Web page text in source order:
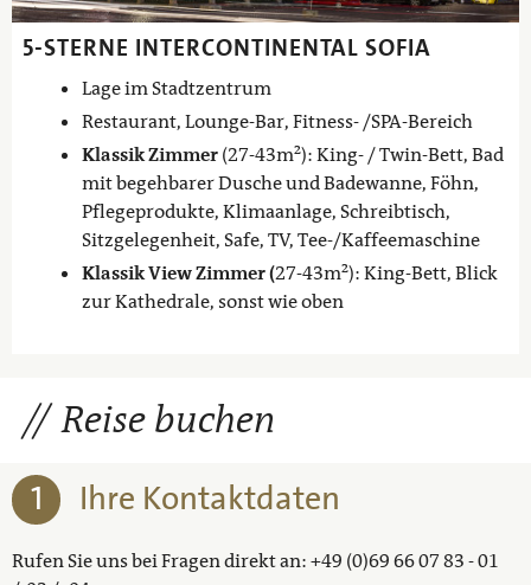
5-STERNE INTERCONTINENTAL SOFIA
Lage im Stadtzentrum
Restaurant, Lounge-Bar, Fitness- /SPA-Bereich
Klassik Zimmer(27-43m²): King- / Twin-Bett, Bad
mit begehbarer Dusche und Badewanne, Föhn,
Pflegeprodukte, Klimaanlage, Schreibtisch,
Sitzgelegenheit, Safe, TV, Tee-/Kaffeemaschine
Klassik View Zimmer (27-43m²): King-Bett, Blick
zur Kathedrale, sonst wie oben
Reise buchen
1 Ihre Kontaktdaten
Rufen Sie uns bei Fragen direkt an: +49 (0)69 66 07 83 - 01